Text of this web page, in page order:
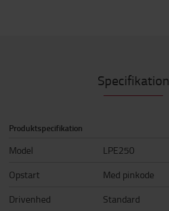
Specifikation
Produktspecifikation
Model
LPE250
Opstart
Med pinkode
Drivenhed
Standard